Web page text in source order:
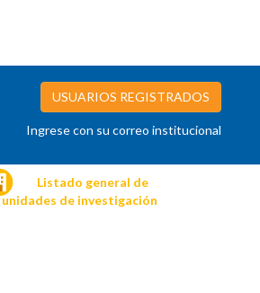
USUARIOS REGISTRADOS
Ingrese con su correo institucional
Listado general de
unidades de investigación